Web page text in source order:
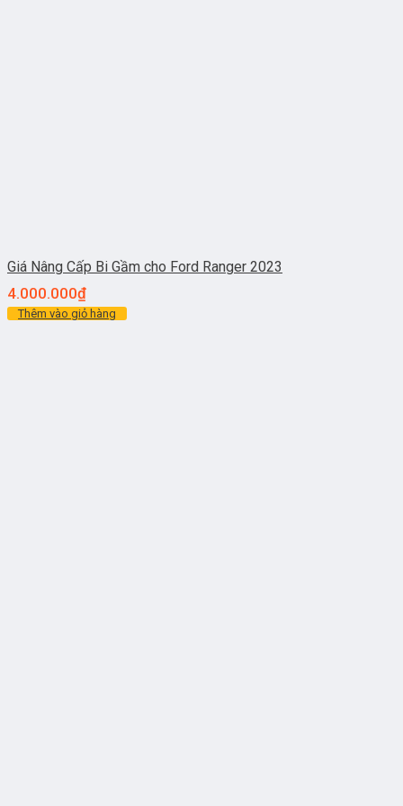
Giá Nâng Cấp Bi Gầm cho Ford Ranger 2023
4.000.000₫
Thêm vào giỏ hàng